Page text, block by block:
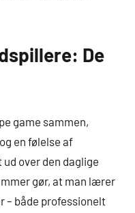
De
game sammen,
en følelse af
over den daglige
gør, at man lærer
– både professionelt